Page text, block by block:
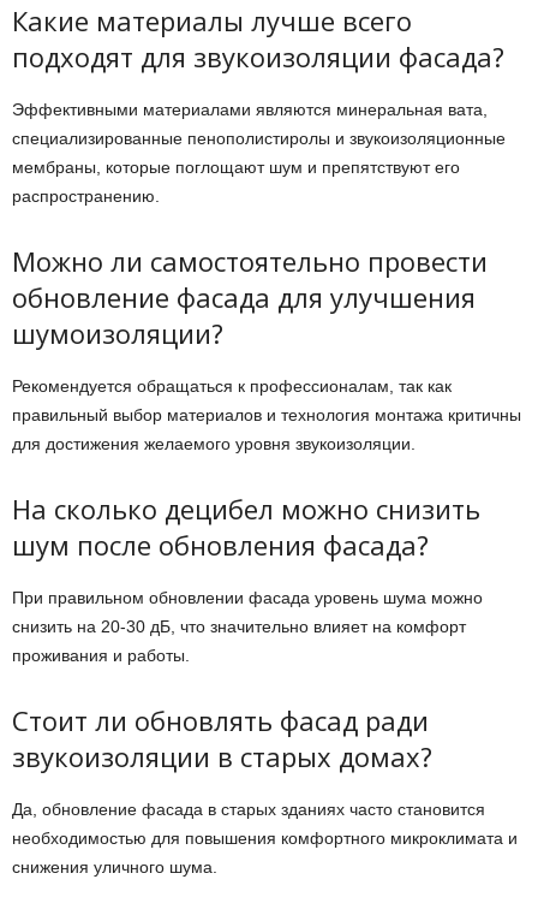
Какие материалы лучше всего
подходят для звукоизоляции фасада?
Эффективными материалами являются минеральная вата,
специализированные пенополистиролы и звукоизоляционные
мембраны, которые поглощают шум и препятствуют его
распространению.
Можно ли самостоятельно провести
обновление фасада для улучшения
шумоизоляции?
Рекомендуется обращаться к профессионалам, так как
правильный выбор материалов и технология монтажа критичны
для достижения желаемого уровня звукоизоляции.
На сколько децибел можно снизить
шум после обновления фасада?
При правильном обновлении фасада уровень шума можно
снизить на 20-30 дБ, что значительно влияет на комфорт
проживания и работы.
Стоит ли обновлять фасад ради
звукоизоляции в старых домах?
Да, обновление фасада в старых зданиях часто становится
необходимостью для повышения комфортного микроклимата и
снижения уличного шума.